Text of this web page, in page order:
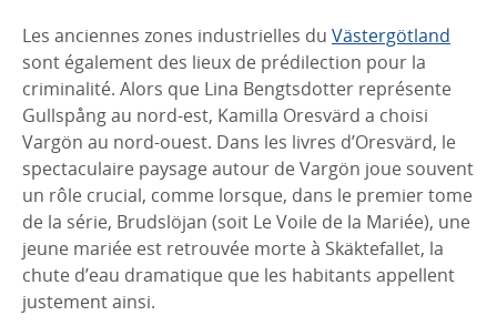
Les anciennes zones industrielles du Västergötland
sont également des lieux de prédilection pour la
criminalité. Alors que Lina Bengtsdotter représente
Gullspång au nord-est, Kamilla Oresvärd a choisi
Vargön au nord-ouest. Dans les livres d’Oresvärd, le
spectaculaire paysage autour de Vargön joue souvent
un rôle crucial, comme lorsque, dans le premier tome
de la série, Brudslöjan (soit Le Voile de la Mariée), une
jeune mariée est retrouvée morte à Skäktefallet, la
chute d’eau dramatique que les habitants appellent
justement ainsi.